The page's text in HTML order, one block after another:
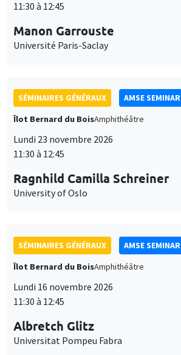
11:30 à 12:45
Manon Garrouste
Université Paris-Saclay
SÉMINAIRES GÉNÉRAUX
AMSE SEMINAR
Îlot Bernard du BoisAmphithéâtre
Lundi 23 novembre 2026
11:30 à 12:45
Ragnhild Camilla Schreiner
University of Oslo
SÉMINAIRES GÉNÉRAUX
AMSE SEMINAR
Îlot Bernard du BoisAmphithéâtre
Lundi 16 novembre 2026
11:30 à 12:45
Albretch Glitz
Universitat Pompeu Fabra